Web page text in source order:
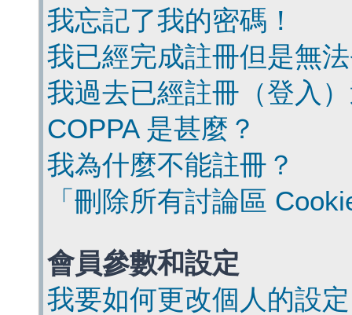
我忘記了我的密碼！
我已經完成註冊但是無
我過去已經註冊（登入
COPPA 是甚麼？
我為什麼不能註冊？
「刪除所有討論區
會員參數和設定
我要如何更改個人的設